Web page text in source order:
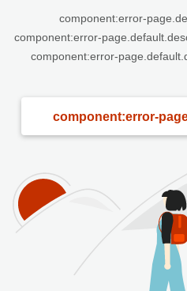
component:error-
component:error-
component:error-
component:error-